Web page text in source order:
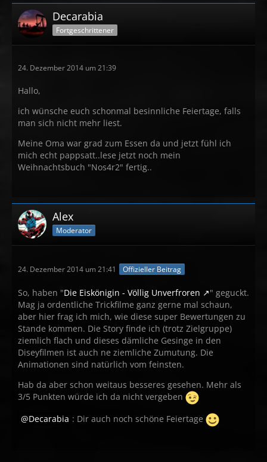
Decarabia
Fortgeschrittener
24. Dezember 2014 um 21:39
Hallo,
ich wünsche euch schonmal besinnliche Feiertage, falls
man sich nicht mehr liest.
Meine Oma war grad zum Essen da und jetzt fühl ich
mich echt pappsatt..lese jetzt noch mein
Weihnachtsbuch "Nos4r2" fertig..
Alex
Moderator
24. Dezember 2014 um 21:41 Offizieller Beitrag
So, haben "Die Eiskönigin - Völlig Unverfroren
" geguckt.
Mag ja ordentliche Trickfilme ganz gerne mal schaun,
aber hier frag ich mich, wie diese super Bewertungen zu
Stande kommen. Die Story finde ich (trotz Zielgruppe)
ziemlich flach und dieses dämliche Gesinge in den
Diseyfilmen ist auch ne ziemliche Zumutung. Die
Animationen sind natürlich vom feinsten.
Hab da aber schon weitaus besseres gesehen. Mehr als
3/5 Punkten würde ich da nicht vergeben
Decarabia : Dir auch noch schöne Feiertage